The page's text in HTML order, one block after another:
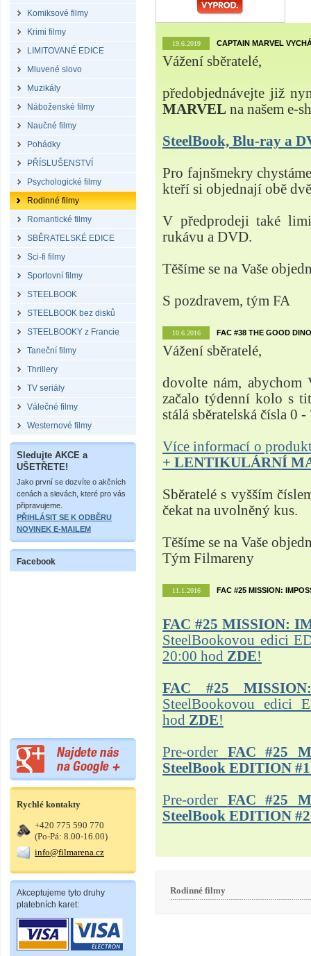
Komiksové filmy
Krimi filmy
LIMITOVANÉ EDICE
Mluvené slovo
Muzikály
Náboženské filmy
Naučné filmy
Pohádky
PŘÍSLUŠENSTVÍ
Psychologické filmy
Rodinné filmy
Romantické filmy
SBĚRATELSKÉ EDICE
Sci-fi filmy
Sportovní filmy
STEELBOOK
STEELBOOK bez disků
STEELBOOKY z Francie
Taneční filmy
Thrillery
TV seriály
Válečné filmy
Westernové filmy
Sledujte AKCE a
UŠETŘETE!
Jako první se dozvíte o akčních
cenách a slevách, které pro vás
připravujeme.
PŘIHLÁSIT SE K ODBĚRU
NOVINEK E-MAILEM
Facebook
Rychlé kontakty
+420 775 590 770
(Po-Pá: 8.00-16.00)
info@filmarena.cz
Akceptujeme tyto druhy
platebních karet:
19.6.2019 CAPTAIN MARVEL
Vážení sběratelé,
předobjednávejte již
MARVEL na našem e-
SteelBook, Blu-ray a
Pro fajnšmekry
kteří si objednají obě
V předprodeji také
rukávu a DVD.
Těšíme se na Vaše
S pozdravem, tým FA
10.6.2016 FAC #38 THE GOOD
Vážení sběratelé,
dovolte nám,
začalo týdenní kolo s
stálá sběratelská čísla 0 -
Více informací o
+ LENTIKULÁRNÍ
Sběratelé s vyšším
čekat na uvolněný kus.
Těšíme se na Vaše
Tým Filmareny
11.1.2016 FAC #25 MISSION:
FAC #25 MISSION:
SteelBookovou edici
20:00 hod ZDE!
FAC #25
SteelBookovou edici
hod ZDE!
Pre-order FAC #25
SteelBook EDITION #1
Pre-order FAC #25
SteelBook EDITION #2
Rodinné filmy